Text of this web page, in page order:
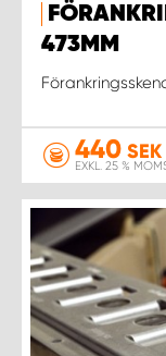
473MM
440 SEK
EXKL. 25 %